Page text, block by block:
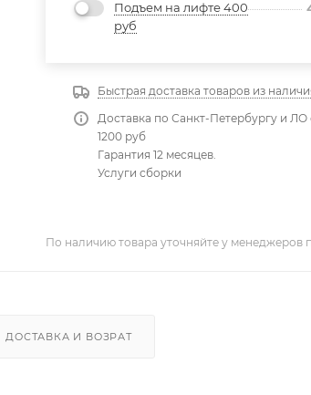
Подъем на лифте 400
руб
Быстрая доставка товаров из
Доставка по Санкт-Петербургу и ЛО
1200 руб
Гарантия 12 месяцев.
Услуги сборки
По наличию товара уточняйте у менеджеров
ДОСТАВКА И ВОЗРАТ